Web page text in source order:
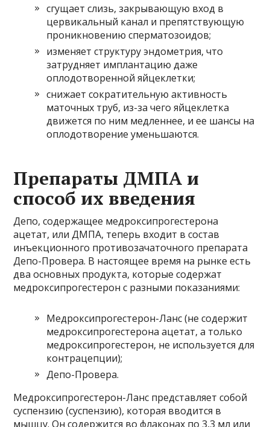
сгущает слизь, закрывающую вход в
цервикальный канал и препятствующую
проникновению сперматозоидов;
изменяет структуру эндометрия, что
затрудняет имплантацию даже
оплодотворенной яйцеклетки;
снижает сократительную активность
маточных труб, из-за чего яйцеклетка
движется по ним медленнее, и ее шансы на
оплодотворение уменьшаются.
Препараты ДМПА и
способ их введения
Депо, содержащее медроксипрогестерона
ацетат, или ДМПА, теперь входит в состав
инъекционного противозачаточного препарата
Депо-Провера. В настоящее время на рынке есть
два основных продукта, которые содержат
медроксипрогестерон с разными показаниями:
Медроксипрогестерон-Ланс (не содержит
медроксипрогестерона ацетат, а только
медроксипрогестерон, не используется для
контрацепции);
Депо-Провера.
Медроксипрогестерон-Ланс представляет собой
суспензию (суспензию), которая вводится в
мышцу. Он содержится во флаконах по 3,3 мл или